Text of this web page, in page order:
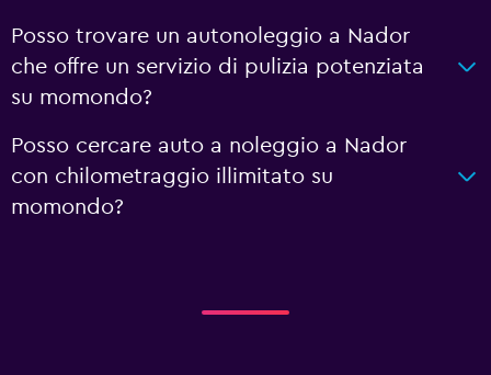
Posso trovare un autonoleggio a Nador
che offre un servizio di pulizia potenziata
su momondo?
Posso cercare auto a noleggio a Nador
con chilometraggio illimitato su
momondo?